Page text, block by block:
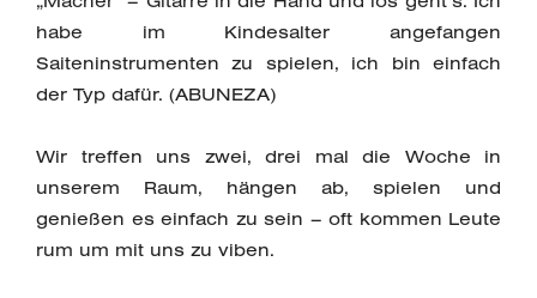
habe im Kindesalter angefangen
Saiteninstrumenten zu spielen, ich bin einfach
der Typ dafür. (ABUNEZA)
Wir treffen uns zwei, drei mal die Woche in
unserem Raum, hängen ab, spielen und
genießen es einfach zu sein – oft kommen Leute
rum um mit uns zu viben.